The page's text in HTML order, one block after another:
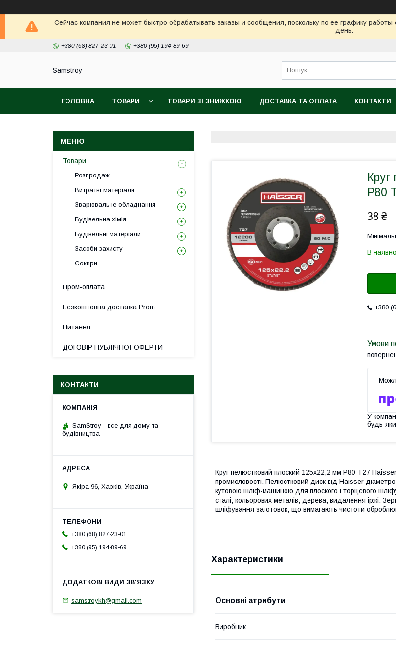
Сейчас компания не может быстро обрабатывать заказы и сообщения, поскольку по ее графику
день.
+380 (68) 827-23-01 +380 (95) 194-89-69
Samstroy
ГОЛОВНА ТОВАРИ ТОВАРИ ЗІ ЗНИЖКОЮ ДОСТАВКА ТА ОПЛАТА КОНТАКТИ
P80
38 ₴
В
+380
У
будь-
Круг пелюстковий плоский 125х22,2 мм P80 Т27 Haisser
промисловості. Пелюстковий диск від Haisser
кутовою шліф-машиною для плоского і торцевого
сталі, кольорових металів, дерева, видалення іржі.
шліфування заготовок, що вимагають чистоти
Характеристики
Основні атрибути
Виробник
Товари
Розпродаж
Витратні матеріали
Зварювальне обладнання
Будівельна хімія
Будівельні матеріали
Засоби захисту
Сокири
Пром-оплата
Безкоштовна доставка Prom
Питання
ДОГОВІР ПУБЛІЧНОЇ ОФЕРТИ
КОНТАКТИ
SamStroy - все для дому та
будівництва
Якіра 96, Харків, Україна
+380 (68) 827-23-01
+380 (95) 194-89-69
samstroykh@gmail.com